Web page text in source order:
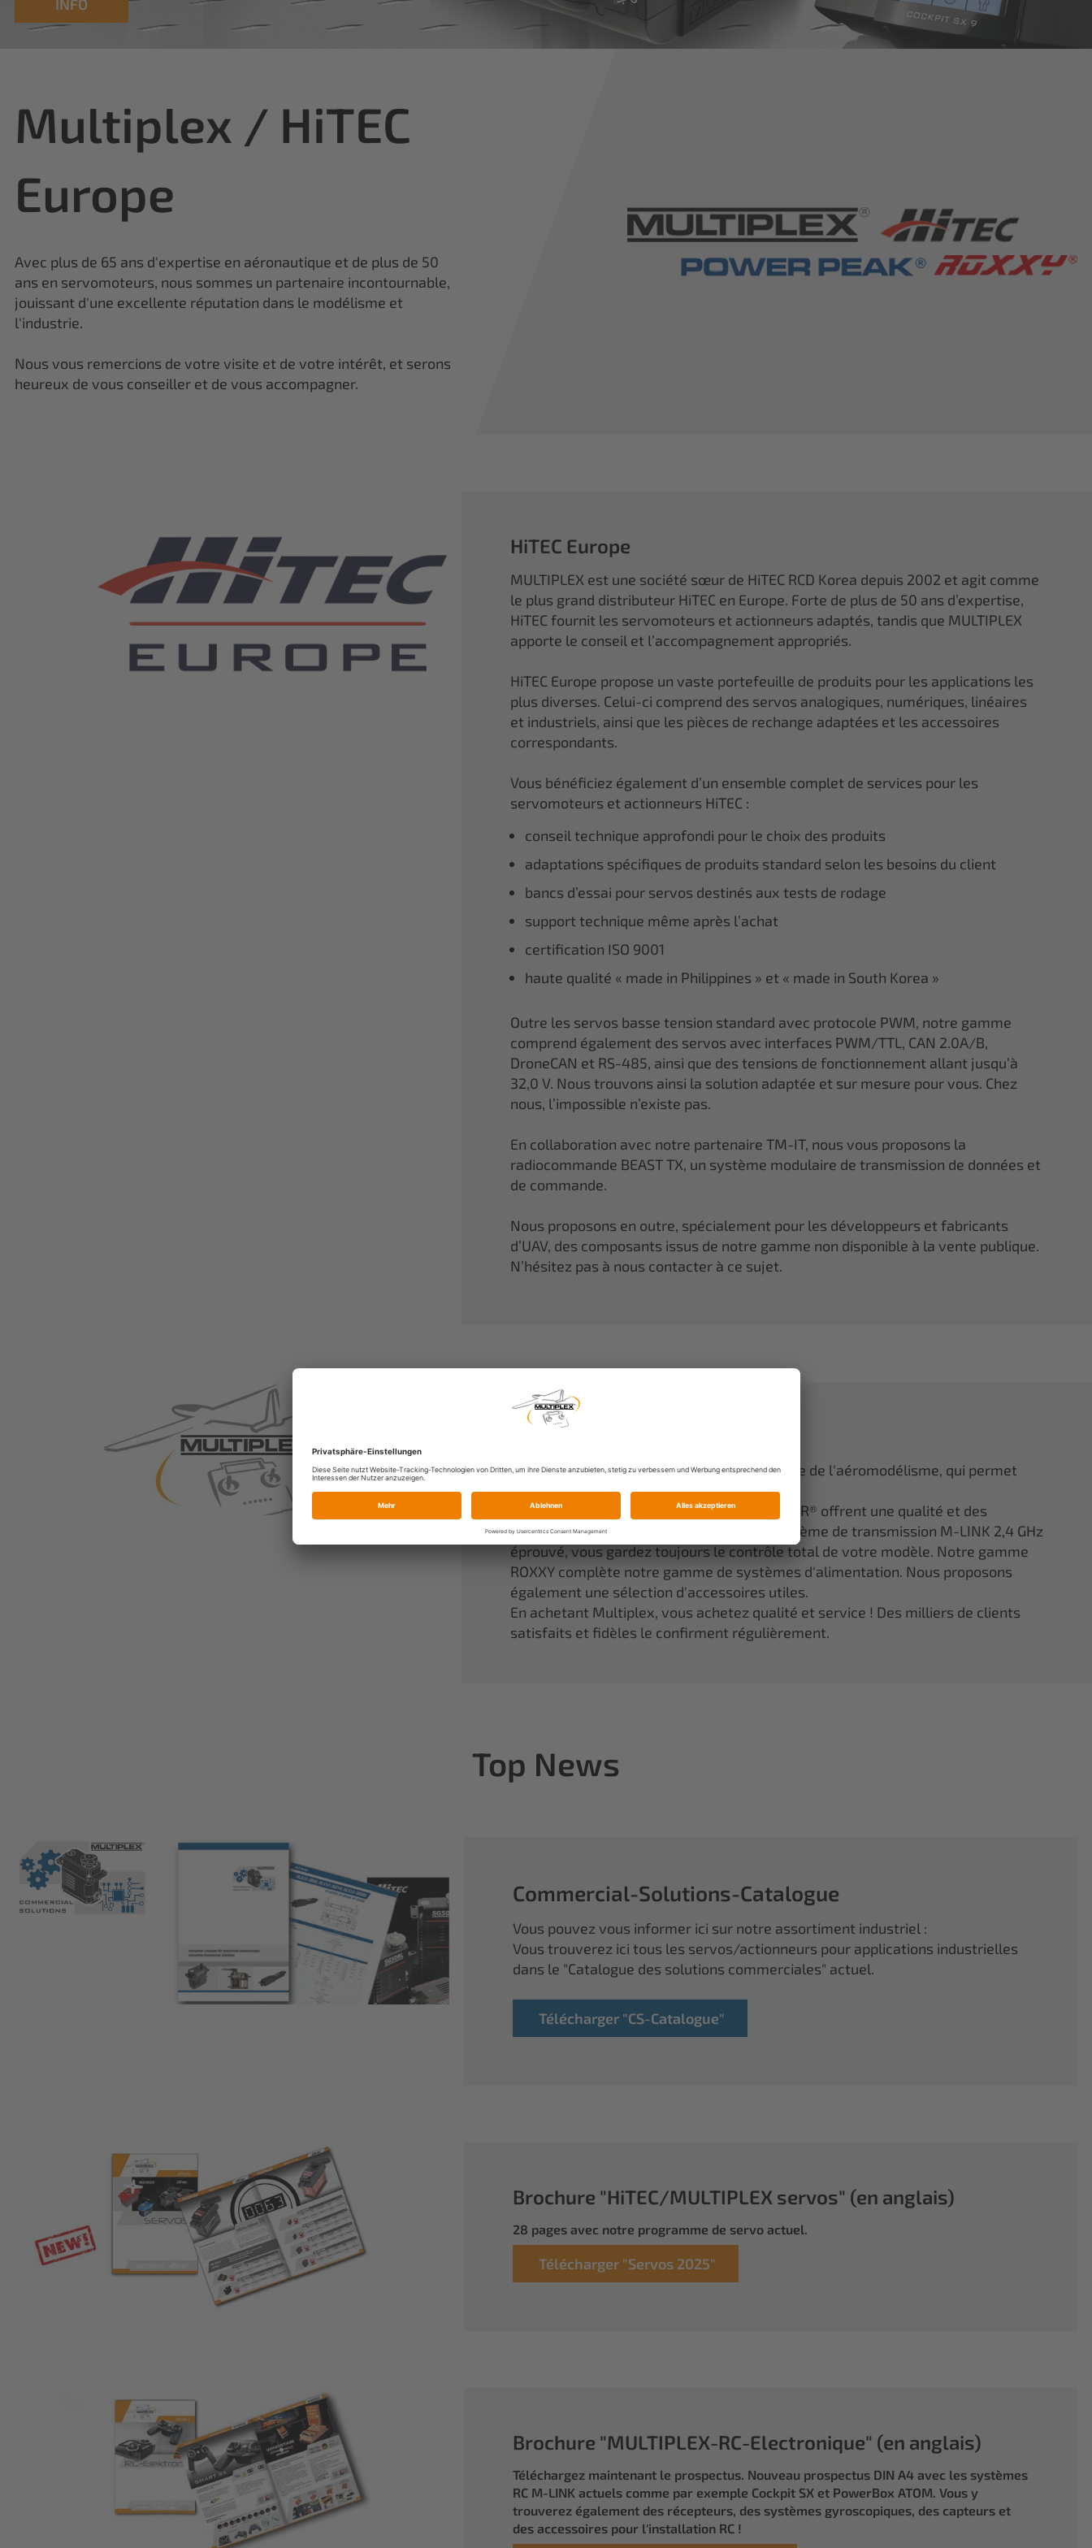
Multiplex / HiTEC
Europe
Avec plus de 65 ans d'expertise en aéronautique et de plus de 50
ans en servomoteurs, nous sommes un partenaire incontournable,
jouissant d'une excellente réputation dans le modélisme et
l'industrie.
Nous vous remercions de votre visite et de votre intérêt, et serons
heureux de vous conseiller et de vous accompagner.
HiTEC Europe
MULTIPLEX est une société sœur de HiTEC RCD Korea depuis 2002 et agit comme
le plus grand distributeur HiTEC en Europe. Forte de plus de 50 ans d’expertise,
HiTEC fournit les servomoteurs et actionneurs adaptés, tandis que MULTIPLEX
apporte le conseil et l’accompagnement appropriés.
HiTEC Europe propose un vaste portefeuille de produits pour les applications les
plus diverses. Celui-ci comprend des servos analogiques, numériques, linéaires
et industriels, ainsi que les pièces de rechange adaptées et les accessoires
correspondants.
Vous bénéficiez également d’un ensemble complet de services pour les
servomoteurs et actionneurs HiTEC :
conseil technique approfondi pour le choix des produits
adaptations spécifiques de produits standard selon les besoins du client
bancs d’essai pour servos destinés aux tests de rodage
support technique même après l’achat
certification ISO 9001
haute qualité « made in Philippines » et « made in South Korea »
Outre les servos basse tension standard avec protocole PWM, notre gamme
comprend également des servos avec interfaces PWM/TTL, CAN 2.0A/B,
DroneCAN et RS-485, ainsi que des tensions de fonctionnement allant jusqu’à
32,0 V. Nous trouvons ainsi la solution adaptée et sur mesure pour vous. Chez
nous, l’impossible n’existe pas.
En collaboration avec notre partenaire TM-IT, nous vous proposons la
radiocommande BEAST TX, un système modulaire de transmission de données et
de commande.
Nous proposons en outre, spécialement pour les développeurs et fabricants
d’UAV, des composants issus de notre gamme non disponible à la vente publique.
N’hésitez pas à nous contacter à ce sujet.
Une référence incontournable dans le monde de l'aéromodélisme, qui permet
aux rêves d'enfant de devenir réalité.
Nos modèles en mousse agglomérée ELAPOR® offrent une qualité et des
performances optimales. Grâce à notre système de transmission M-LINK 2,4 GHz
éprouvé, vous gardez toujours le contrôle total de votre modèle. Notre gamme
ROXXY complète notre gamme de systèmes d'alimentation. Nous proposons
également une sélection d'accessoires utiles.
En achetant Multiplex, vous achetez qualité et service ! Des milliers de clients
satisfaits et fidèles le confirment régulièrement.
Top News
Commercial-Solutions-Catalogue
Vous pouvez vous informer ici sur notre assortiment industriel :
Vous trouverez ici tous les servos/actionneurs pour applications industrielles
dans le "Catalogue des solutions commerciales" actuel.
Télécharger "CS-Catalogue"
Brochure "HiTEC/MULTIPLEX servos" (en anglais)
28 pages avec notre programme de servo actuel.
Télécharger "Servos 2025"
Brochure "MULTIPLEX-RC-Electronique" (en anglais)
Téléchargez maintenant le prospectus. Nouveau prospectus DIN A4 avec les systèmes
RC M-LINK actuels comme par exemple Cockpit SX et PowerBox ATOM. Vous y
trouverez également des récepteurs, des systèmes gyroscopiques, des capteurs et
des accessoires pour l'installation RC !